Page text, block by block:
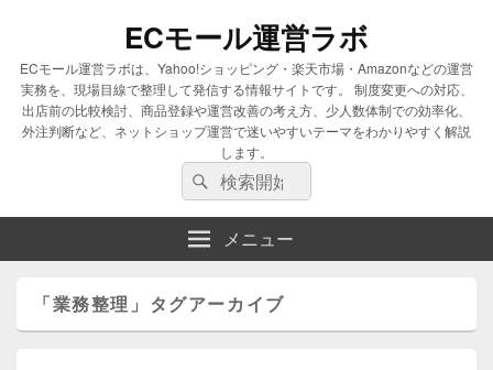
ECモール運営ラボ
ECモール運営ラボは、Yahoo!ショッピング・楽天市場・Amazonなどの運営
実務を、現場目線で整理して発信する情報サイトです。 制度変更への対応、
出店前の比較検討、商品登録や運営改善の考え方、少人数体制での効率化、
外注判断など、ネットショップ運営で迷いやすいテーマをわかりやすく解説
します。
検
索
対
象:
検
索
メニュー
「業務整理 」タグアーカイブ